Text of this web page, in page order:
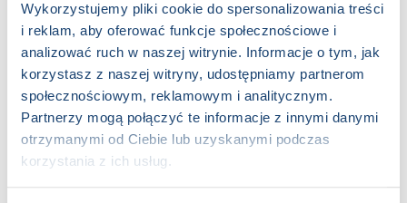
Wykorzystujemy pliki cookie do spersonalizowania treści
i reklam, aby oferować funkcje społecznościowe i
analizować ruch w naszej witrynie. Informacje o tym, jak
korzystasz z naszej witryny, udostępniamy partnerom
społecznościowym, reklamowym i analitycznym.
Partnerzy mogą połączyć te informacje z innymi danymi
otrzymanymi od Ciebie lub uzyskanymi podczas
korzystania z ich usług.
OPIS
Dołącz do swoich ulubionych bohaterów z uniwersum
Marvela: Avengersów, Strażników Galaktyki i Spider-Mana.
Sięgnij po kredki i puść wodze fantazji, kolorując inspirujące
rysunki.
Strony:80 , Format: 20,5x28,5 cm
ISBN:978-83-8216-619-4
EAN:9788382166194